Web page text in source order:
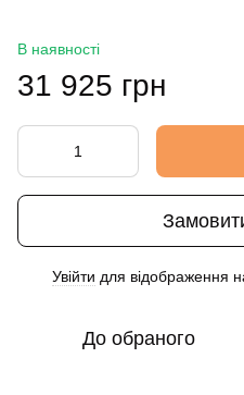
В наявності
31 925 грн
Увійти для відображення
До обраного